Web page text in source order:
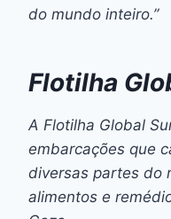
do mundo inteiro.”
Flotilha
A Flotilha Global
embarcações que
diversas partes do
alimentos e